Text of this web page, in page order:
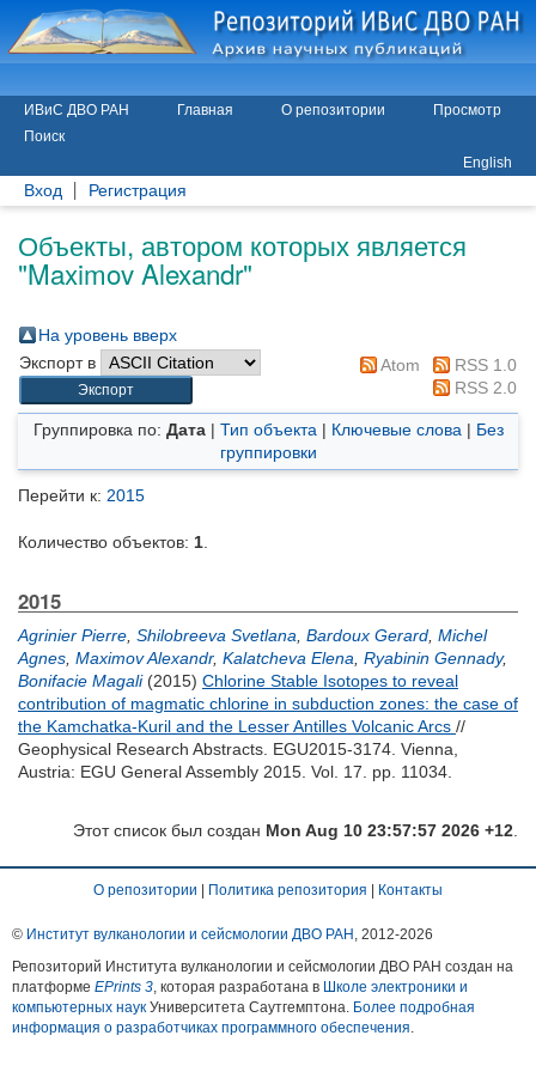
ИВиС ДВО РАН Главная О репозитории
Просмотр
Поиск
English
Вход Регистрация
Объекты, автором которых является
"Maximov Alexandr"
На уровень вверх
Экспорт в
Atom
RSS 1.0
RSS 2.0
Группировка по: Дата| Тип объекта | Ключевые слова | Без
группировки
Перейти к: 2015
Количество объектов: 1
2015
Agrinier Pierre Shilobreeva Svetlana Bardoux Gerard Michel
Agnes Maximov Alexandr, Kalatcheva Elena Ryabinin Gennady,
Bonifacie Magali(2015) Chlorine Stable Isotopes to reveal
contribution of magmatic chlorine in subduction zones: the case of
the Kamchatka-Kuril and the Lesser Antilles Volcanic Arcs //
Geophysical Research Abstracts. EGU2015-3174. Vienna,
Austria: EGU General Assembly 2015. Vol. 17. pp. 11034.
Этот список был создан Mon Aug 10 23:57:57 2026 +12
О репозитории Политика репозитория Контакты
© Институт вулканологии и сейсмологии ДВО РАН , 2012-2026
Репозиторий Института вулканологии и сейсмологии ДВО РАН создан на
платформе EPrints 3, которая разработана в Школе электроники и
компьютерных наук Университета Саутгемптона. Более подробная
информация о разработчиках программного обеспечения.